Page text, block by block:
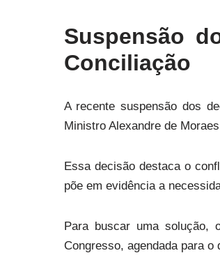
Suspensão
Conciliação
A recente suspensão dos
Ministro Alexandre de
Essa decisão destaca o
põe em evidência a
Para buscar uma solução,
Congresso, agendada para o